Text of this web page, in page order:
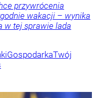
przywrócenia
wakacji – wynika
w tej sprawie lada
GospodarkaTwój